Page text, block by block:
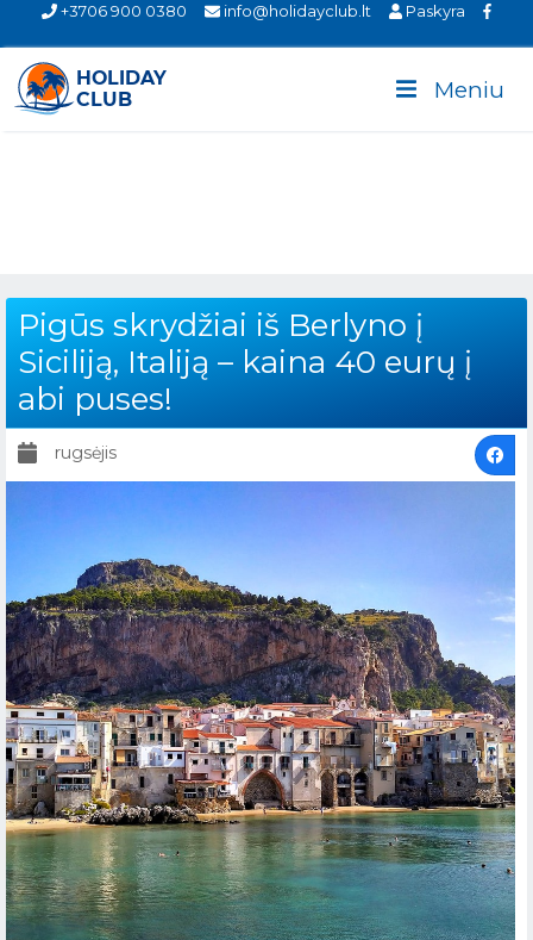
+3706 900 0380 info@holidayclub.lt Paskyra
Meniu
Pigūs skrydžiai iš Berlyno į
Siciliją, Italiją – kaina 40 eurų į
abi puses!
rugsėjis